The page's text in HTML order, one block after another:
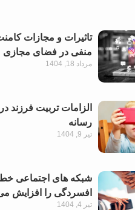
تاثیرات و مجازات
منفی در فضای مجازی
مرداد 18, 1404
الزامات تربیت فرزند
رسانه
تیر 9, 1404
شبکه های اجتماعی
افسردگی را افزایش
تیر 4, 1404